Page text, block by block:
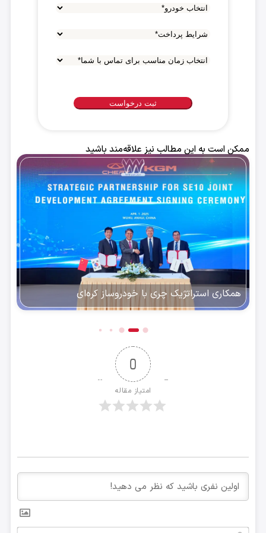
شرایط
پرداخت
انتخاب
مناسب
برای
شما*
ممکن است به این مطالب نیز علاقه‌مند باشید
همکاری استراتژیک چری با خودروساز کره‌ای
0
امتیاز مقاله